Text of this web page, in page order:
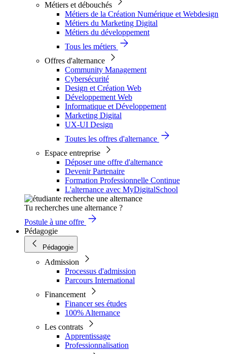
Métiers et débouchés
Métiers de la Création Numérique et Webdesign
Métiers du Marketing Digital
Métiers du développement
Tous les métiers
Offres d'alternance
Community Management
Cybersécurité
Design et Création Web
Développement Web
Informatique et Développement
Marketing Digital
UX-UI Design
Toutes les offres d'alternance
Espace entreprise
Déposer une offre d'alternance
Devenir Partenaire
Formation Professionnelle Continue
L'alternance avec MyDigitalSchool
Tu recherches une alternance ?
Postule à une offre
Pédagogie
Pédagogie
Admission
Processus d'admission
Parcours International
Financement
Financer ses études
100% Alternance
Les contrats
Apprentissage
Professionnalisation